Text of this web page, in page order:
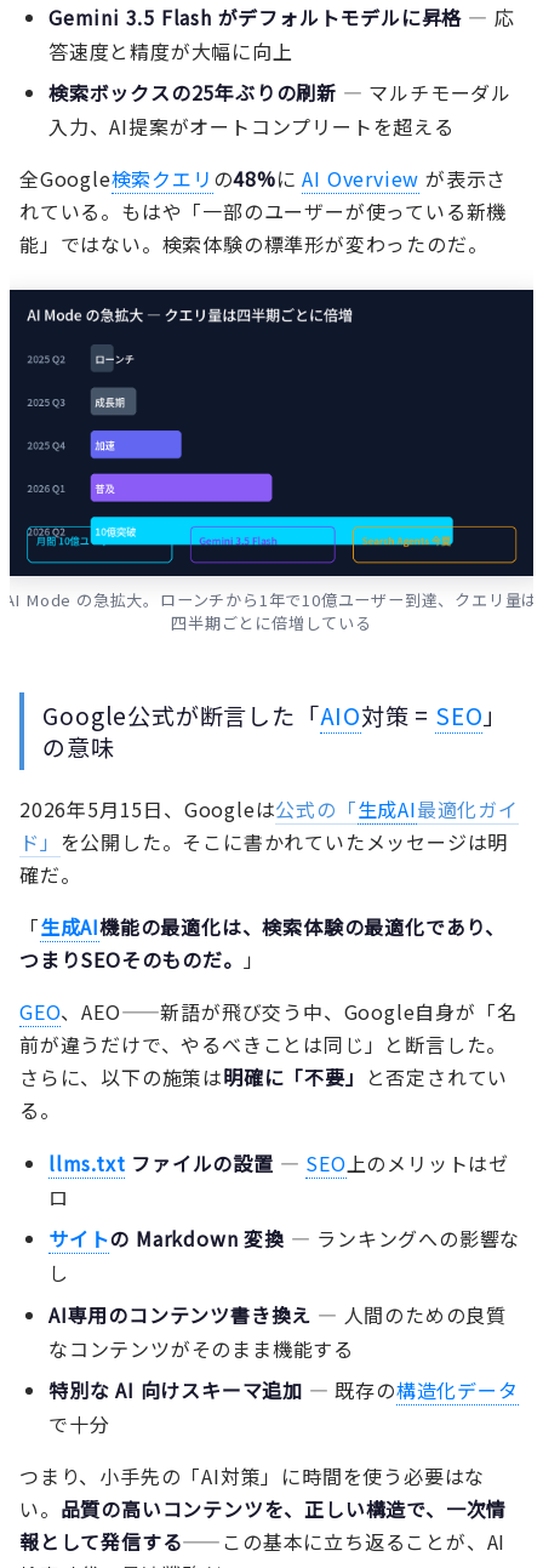
Gemini 3.5 Flash がデフォルトモデルに昇格 — 応
答速度と精度が大幅に向上
検索ボックスの25年ぶりの刷新 — マルチモーダル
入力、AI提案がオートコンプリートを超える
全Google検索クエリ の48%にAI Overview が表示さ
れている。もはや「一部のユーザーが使っている新機
能」ではない。検索体験の標準形が変わったのだ。
AI Mode の急拡大。ローンチから1年で10億ユーザー到達、クエリ量は
四半期ごとに倍増している
Google公式が断言した「AIO対策 = SEO」
の意味
2026年5月15日、Googleは公式の「生成AI最適化ガイ
ド」 を公開した。そこに書かれていたメッセージは明
確だ。
「生成AI機能の最適化は、検索体験の最適化であり、
つまりSEOそのものだ。 」
GEO、AEO——新語が飛び交う中、Google自身が「名
前が違うだけで、やるべきことは同じ」と断言した。
さらに、以下の施策は明確に「不要」 と否定されてい
る。
llms.txt ファイルの設置 — SEO上のメリットはゼ
ロ
サイトの Markdown 変換 — ランキングへの影響な
し
AI専用のコンテンツ書き換え — 人間のための良質
なコンテンツがそのまま機能する
特別な AI 向けスキーマ追加 — 既存の構造化データ
で十分
つまり、小手先の「AI対策」に時間を使う必要はな
い。 品質の高いコンテンツを、正しい構造で、一次情
報として発信する——この基本に立ち返ることが、AI